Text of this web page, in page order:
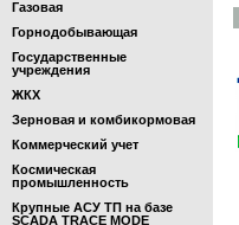
Газовая
Горнодобывающая
Государственные
учреждения
ЖКХ
Зерновая и комбикормовая
Коммерческий учет
Космическая
промышленность
Крупные АСУ ТП на базе
SCADA TRACE MODE